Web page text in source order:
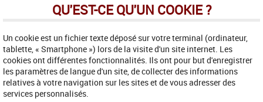
QU'EST-CE QU'UN COOKIE ?
Un cookie est un fichier texte déposé sur votre terminal (ordinateur,
tablette, « Smartphone ») lors de la visite d'un site internet. Les
cookies ont différentes fonctionnalités. Ils ont pour but d'enregistrer
les paramètres de langue d'un site, de collecter des informations
relatives à votre navigation sur les sites et de vous adresser des
services personnalisés.